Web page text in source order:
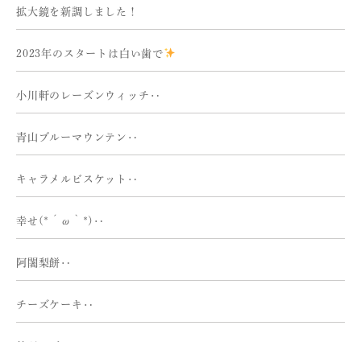
拡大鏡を新調しました！
2023年のスタートは白い歯で
小川軒のレーズンウィッチ‥
青山ブルーマウンテン‥
キャラメルビスケット‥
幸せ(*´ω｀*)‥
阿闍梨餅‥
チーズケーキ‥